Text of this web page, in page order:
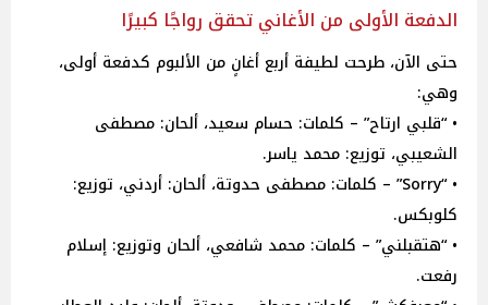
الدفعة الأولى من الأغاني تحقق رواجًا كبيرًا
حتى الآن، طرحت لطيفة أربع أغانٍ من الألبوم كدفعة أولى،
وهي:
• “قلبي ارتاح” – كلمات: حسام سعيد، ألحان: مصطفى
الشعيبي، توزيع: محمد ياسر.
• “Sorry” – كلمات: مصطفى حدوتة، ألحان: أردني، توزيع:
كلوبكس.
• “هتقبلني” – كلمات: محمد شافعي، ألحان وتوزيع: إسلام
رفعت.